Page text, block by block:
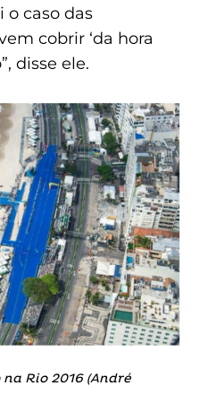
o caso das
cobrir ‘da hora
disse ele.
Rio 2016 (André